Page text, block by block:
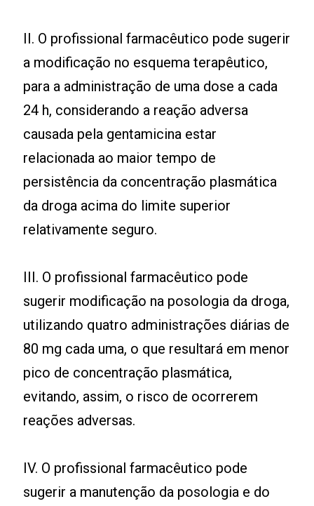
II. O profissional farmacêutico pode sugerir
a modificação no esquema terapêutico,
para a administração de uma dose a cada
24 h, considerando a reação adversa
causada pela gentamicina estar
relacionada ao maior tempo de
persistência da concentração plasmática
da droga acima do limite superior
relativamente seguro.
III. O profissional farmacêutico pode
sugerir modificação na posologia da droga,
utilizando quatro administrações diárias de
80 mg cada uma, o que resultará em menor
pico de concentração plasmática,
evitando, assim, o risco de ocorrerem
reações adversas.
IV. O profissional farmacêutico pode
sugerir a manutenção da posologia e do